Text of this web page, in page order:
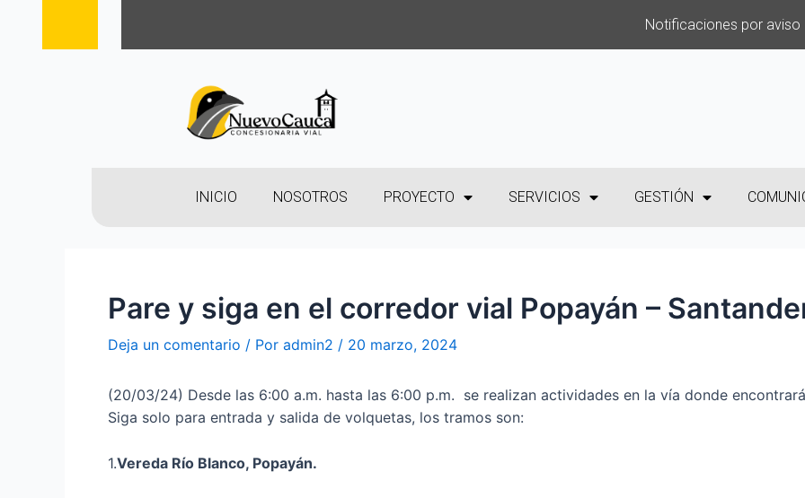
Notificaciones por aviso
INICIO NOSOTROS PROYECTO SERVICIOS GESTIÓN
Pare y siga en el corredor vial Popayán –
Deja un comentario / Por admin2 / 20 marzo, 2024
(20/03/24) Desde las 6:00 a.m. hasta las 6:00 p.m. se realizan actividades en la vía donde
Siga solo para entrada y salida de volquetas, los tramos son:
1.Vereda Río Blanco, Popayán.